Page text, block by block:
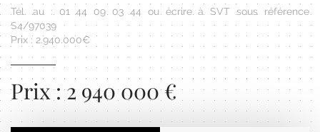
Tél. au : 01 44 09 03 44 ou écrire à SVT sous référence
S4/97039
Prix : 2.940.000€
Prix : 2 940 000 €